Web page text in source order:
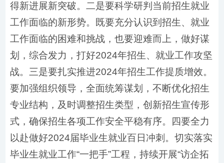
得新进展新突破。二是要科学研判当前招生就业
工作面临的新形势。既要充分认识到招生、就业
工作面临的困难和挑战，也要迎难而上，做好谋
划，综合发力，打好2024年招生、就业工作攻坚
战。三是要扎实推进2024年招生工作提质增效。
要加强组织领导，全面统筹谋划，不断优化招生
专业结构，及时调整招生类型，创新招生宣传形
式，确保招生各项工作安全平稳有序。四要全力
以赴做好2024届毕业生就业百日冲刺。切实落实
毕业生就业工作“一把手”工程，持续开展“访企拓